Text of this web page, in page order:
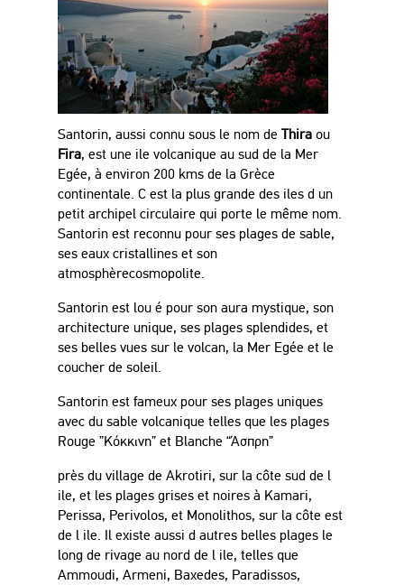
Santorin, aussi connu sous le nom de Thira ou
Fira, est une ile volcanique au sud de la Mer
Egée, à environ 200 kms de la Grèce
continentale. C est la plus grande des iles d un
petit archipel circulaire qui porte le même nom.
Santorin est reconnu pour ses plages de sable,
ses eaux cristallines et son
atmosphèrecosmopolite.
Santorin est lou é pour son aura mystique, son
architecture unique, ses plages splendides, et
ses belles vues sur le volcan, la Mer Egée et le
coucher de soleil.
Santorin est fameux pour ses plages uniques
avec du sable volcanique telles que les plages
Rouge ”Κόκκινη” et Blanche “Άσπρη”
près du village de Akrotiri, sur la côte sud de l
ile, et les plages grises et noires à Kamari,
Perissa, Perivolos, et Monolithos, sur la côte est
de l ile. Il existe aussi d autres belles plages le
long de rivage au nord de l ile, telles que
Ammoudi, Armeni, Baxedes, Paradissos,